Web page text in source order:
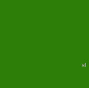
at